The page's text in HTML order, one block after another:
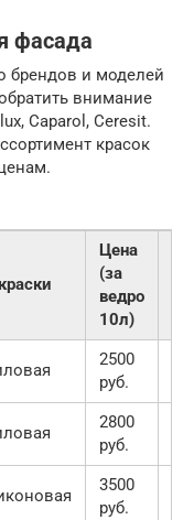
фасада
брендов и моделей
внимание
Caparol, Ceresit.
красок
Цена
(за
ведро
10л)
2500
руб.
2800
руб.
3500
руб.